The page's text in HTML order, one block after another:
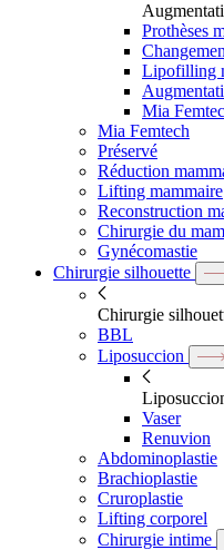
Prothèses
Lipofilling
Mia
Mia Femtech
Préservé
Réduction
Lifting mammaire
Reconstruction
Chirurgie du
Gynécomastie
Chirurgie silhouette
Chirurgie
BBL
Liposuccion
Vaser
Renuvion
Abdominoplastie
Brachioplastie
Cruroplastie
Lifting corporel
Chirurgie intime